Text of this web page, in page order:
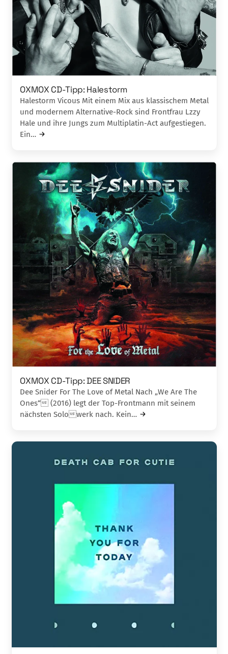
OXMOX CD-Tipp: Halestorm
Halestorm Vicous Mit einem Mix aus klassischem Metal
und modernem Alternative-Rock sind Frontfrau Lzzy
Hale und ihre Jungs zum Multiplatin-Act aufgestiegen.
Ein…
OXMOX CD-Tipp: DEE SNIDER
Dee Snider For The Love of Metal Nach „We Are The
Ones“ (2016) legt der Top-Frontmann mit seinem
nächsten Solowerk nach. Kein…